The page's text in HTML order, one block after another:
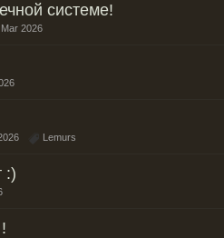
системе!
Mar 2026
Lemurs
:)